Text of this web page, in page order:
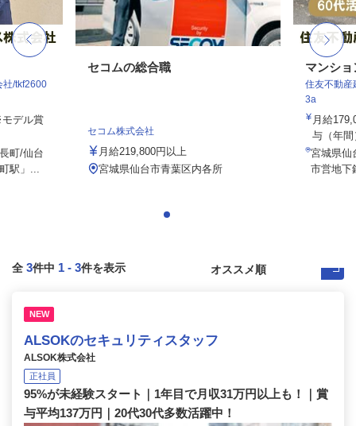
社/tkf2600
デル賞
町/仙台
駅」...
セコムの総合職
セコム株式会社
月給219,800円以上
宮城県仙台市青葉区内各所
マンシ
住友不動産
3a
月給
与（年
宮城県仙
市営地下
全 3件中 1 - 3件を表示
NEW
ALSOKのセキュリティスタッフ
ALSOK株式会社
正社員
95%が未経験スタート｜1年目で月収31万円以上も！｜賞
与平均137万円｜20代30代多数活躍中！